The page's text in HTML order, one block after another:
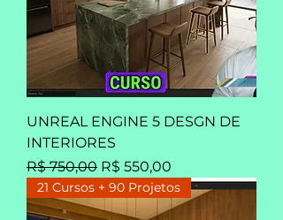
UNREAL ENGINE 5 DESGN DE
INTERIORES
Preço normal
R$ 750,00 Preço promocional
R$ 550,00
21 Cursos + 90 Projetos